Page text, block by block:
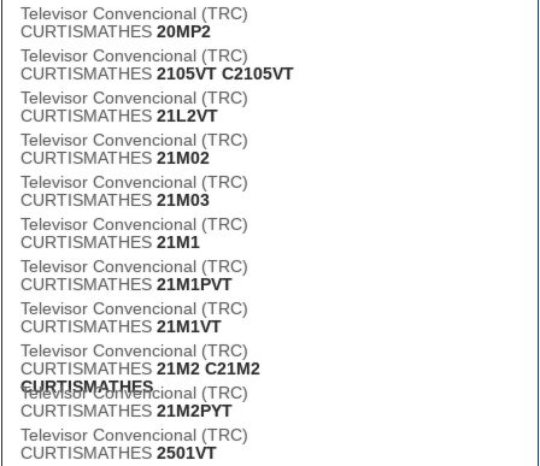
Televisor Convencional (TRC)
CURTISMATHES 20MP2
Televisor Convencional (TRC)
CURTISMATHES 2105VT C2105VT
Televisor Convencional (TRC)
CURTISMATHES 21L2VT
Televisor Convencional (TRC)
CURTISMATHES 21M02
Televisor Convencional (TRC)
CURTISMATHES 21M03
Televisor Convencional (TRC)
CURTISMATHES 21M1
Televisor Convencional (TRC)
CURTISMATHES 21M1PVT
Televisor Convencional (TRC)
CURTISMATHES 21M1VT
Televisor Convencional (TRC)
CURTISMATHES 21M2 C21M2
CURTISMATHES
Televisor Convencional (TRC)
CURTISMATHES 21M2PYT
Televisor Convencional (TRC)
CURTISMATHES 2501VT